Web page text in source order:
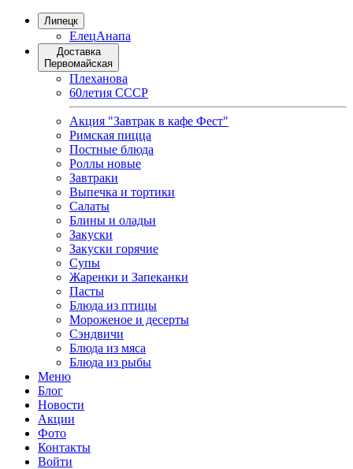
Липецк
ЕлецАнапа
Доставка
Первомайская
Плеханова
60летия СССР
Акция "Завтрак в кафе Фест"
Римская пицца
Постные блюда
Роллы новые
Завтраки
Выпечка и тортики
Салаты
Блины и оладьи
Закуски
Закуски горячие
Супы
Жаренки и Запеканки
Пасты
Блюда из птицы
Мороженое и десерты
Сэндвичи
Блюда из мяса
Блюда из рыбы
Меню
Блог
Новости
Акции
Фото
Контакты
Войти